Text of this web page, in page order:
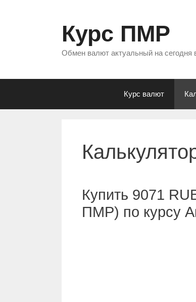
Курс ПМР
Обмен валют актуальный на сегодня
Курс валют
Купить 9071
ПМР) по курсу